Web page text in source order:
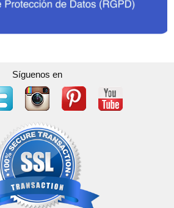
Síguenos en